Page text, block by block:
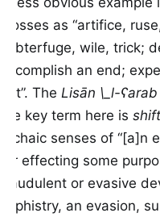
glosses as “artifice,
subterfuge, wile, trick;
accomplish an end;
out”. The Lisān \_l-ʕarab
the key term here is shift
archaic senses of “[a]n
for effecting some
fraudulent or evasive
sophistry, an evasion,